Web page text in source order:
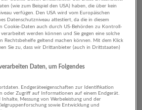
Handwerk
(wie zum Beispiel den USA) haben, die über kein
verfügen. Den USA wird vom Europäischen
Datenschutzniveau attestiert, da die in diesem
Cookie-Daten auch durch US-Behörden zu Kontroll-
werden können und Sie gegen eine solche
Rechtsbehelfe geltend machen können. Mit dem Klick
Sie zu, dass wir Drittanbieter (auch in Drittstaaten)
Daten, um Folgendes
Endgeräteeigenschaften zur Identifikation
oder Zugriff auf Informationen auf einem Endgerät.
Inhalte, Messung von Werbeleistung und der
sowie Entwicklung und